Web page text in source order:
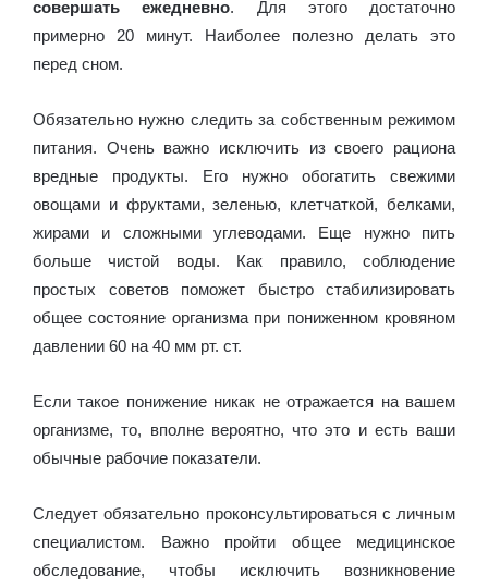
совершать ежедневно. Для этого достаточно
примерно 20 минут. Наиболее полезно делать это
перед сном.
Обязательно нужно следить за собственным режимом
питания. Очень важно исключить из своего рациона
вредные продукты. Его нужно обогатить свежими
овощами и фруктами, зеленью, клетчаткой, белками,
жирами и сложными углеводами. Еще нужно пить
больше чистой воды. Как правило, соблюдение
простых советов поможет быстро стабилизировать
общее состояние организма при пониженном кровяном
давлении 60 на 40 мм рт. ст.
Если такое понижение никак не отражается на вашем
организме, то, вполне вероятно, что это и есть ваши
обычные рабочие показатели.
Следует обязательно проконсультироваться с личным
специалистом. Важно пройти общее медицинское
обследование, чтобы исключить возникновение